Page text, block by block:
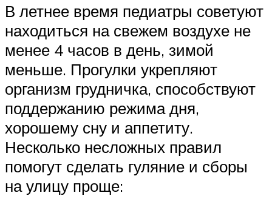
В летнее время педиатры советуют
находиться на свежем воздухе не
менее 4 часов в день, зимой
меньше. Прогулки укрепляют
организм грудничка, способствуют
поддержанию режима дня,
хорошему сну и аппетиту.
Несколько несложных правил
помогут сделать гуляние и сборы
на улицу проще: